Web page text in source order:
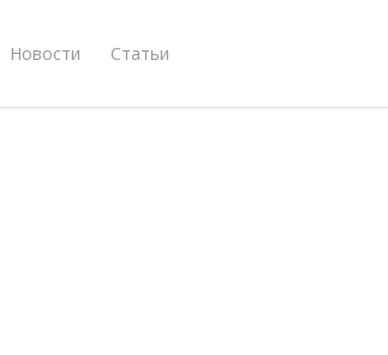
Новости Статьи